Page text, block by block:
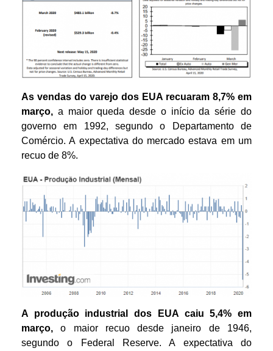
As vendas do varejo dos EUA recuaram 8,7% em
março, a maior queda desde o início da série do
governo em 1992, segundo o Departamento de
Comércio. A expectativa do mercado estava em um
recuo de 8%.
A produção industrial dos EUA caiu 5,4% em
março, o maior recuo desde janeiro de 1946,
segundo o Federal Reserve. A expectativa do